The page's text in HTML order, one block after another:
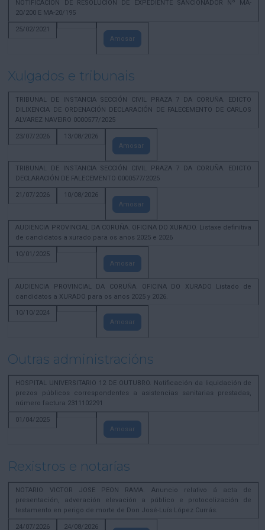
NOTIFICACION DE RESOLUCION DE EXPEDIENTE SANCIONADOR Nº MA-
20/200 E MA-20/195
25/02/2021
Amosar
Xulgados e tribunais
TRIBUNAL DE INSTANCIA SECCIÓN CIVIL PRAZA 7 DA CORUÑA. EDICTO
DILIXENCIA DE ORDENACIÓN DECLARACIÓN DE FALECEMENTO DE CARLOS
ALVAREZ NAVEIRO 0000577/2025
23/07/2026
13/08/2026
Amosar
TRIBUNAL DE INSTANCIA SECCIÓN CIVIL PRAZA 7 DA CORUÑA. EDICTO
DECLARACIÓN DE FALECEMENTO 0000577/2025
21/07/2026
10/08/2026
Amosar
AUDIENCIA PROVINCIAL DA CORUÑA. OFICINA DO XURADO. Listaxe definitiva
de candidatos a xurado para os anos 2025 e 2026
10/01/2025
Amosar
AUDIENCIA PROVINCIAL DA CORUÑA. OFICINA DO XURADO Listado de
candidatos a XURADO para os anos 2025 y 2026.
10/10/2024
Amosar
Outras administracións
HOSPITAL UNIVERSITARIO 12 DE OUTUBRO. Notificación da liquidación de
prezos públicos correspondentes a asistencias sanitarias prestadas,
número factura 2311102291
01/04/2025
Amosar
Rexistros e notarías
NOTARIO VICTOR JOSE PEON RAMA. Anuncio relativo á acta de
presentación, adveración elevación a público e protocolización de
testamento en perigo de morte de Don José-Luís López Currás.
24/07/2026
24/08/2026